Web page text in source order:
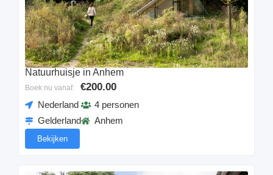
Natuurhuisje in Anhem
Boek nu vanaf: €200.00
Nederland
Gelderland
4 personen
Anhem
Bekijken